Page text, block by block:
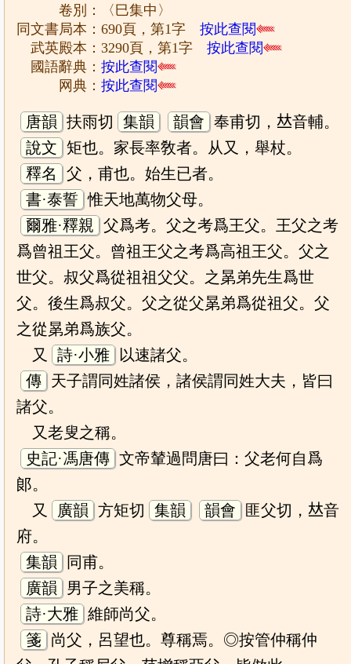
卷別：〈巳集中〉
同文書局本：690頁，第1字按此查閱
武英殿本：3290頁，第1字按此查閱
國語辭典：按此查閱
网典：按此查閱
唐韻 扶雨切 集韻 韻會 奉甫切，𠀤音輔。
說文 矩也。家長率敎者。从又，舉杖。
釋名
父，甫也。始生已者。
書·泰誓 惟天地萬物父母。
爾雅·釋親 父爲考。父之考爲王父。王父之考
爲曾祖王父。曾祖王父之考爲高祖王父。父之
世父。叔父爲從祖祖父父。之晜弟先生爲世
父。後生爲叔父。父之從父晜弟爲從祖父。父
之從晜弟爲族父。
又
詩·小雅
以速諸父。
傳 天子謂同姓諸侯，諸侯謂同姓大夫，皆曰
諸父。
又老叟之稱。
史記·馮唐傳 文帝輦過問唐曰：父老何自爲
郞。
又
廣韻 方矩切 集韻 韻會
匪父切，𠀤音
府。
集韻
同甫。
廣韻
男子之美稱。
詩·大雅 維師尚父。
箋 尚父，呂望也。尊稱焉。◎按管仲稱仲